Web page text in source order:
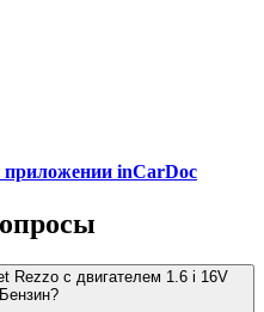
приложении inCarDoc
Rezzo с двигателем 1.6 i 16V